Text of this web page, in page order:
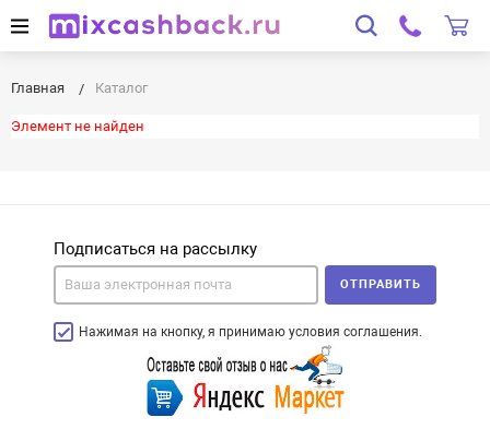
Главная Каталог
Элемент не найден
Подписаться на рассылку
Нажимая на кнопку, я принимаю условия соглашения.
ОТПРАВИТЬ